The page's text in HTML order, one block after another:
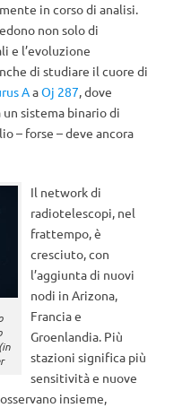
in corso di analisi.
non solo di
e l’evoluzione
di studiare il cuore di
AaOj 287, dove
sistema binario di
– forse – deve ancora
Il network di
radiotelescopi, nel
frattempo, è
cresciuto, con
l’aggiunta di nuovi
nodi in Arizona,
Francia e
Groenlandia. Più
stazioni significa più
sensitività e nuove
insieme,